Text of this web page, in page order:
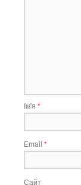
Ім'я *
Email *
Сайт